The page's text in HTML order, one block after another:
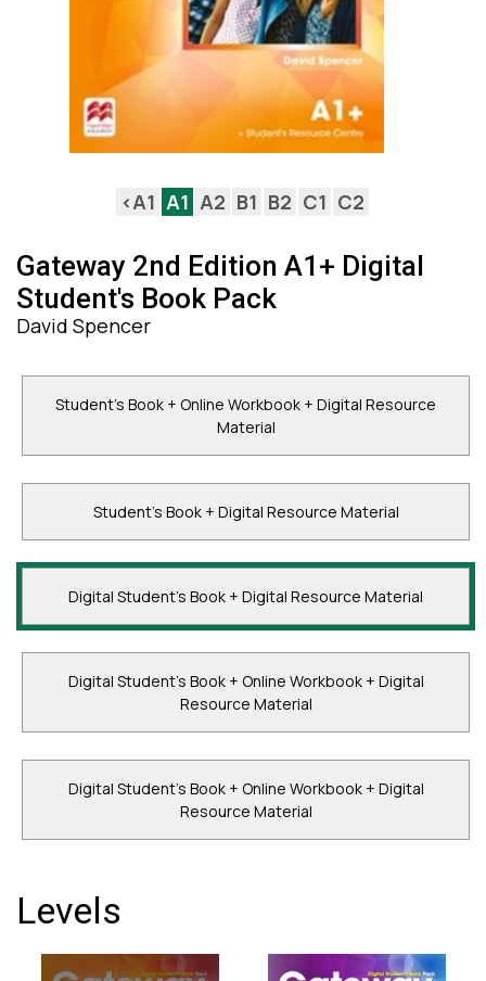
<A1 A1 A2 B1 B2 C1 C2
Gateway 2nd Edition A1+ Digital
Student's Book Pack
David Spencer
Student's Book + Online Workbook + Digital Resource
Material
Student's Book + Digital Resource Material
Digital Student's Book + Digital Resource Material
Digital Student's Book + Online Workbook + Digital
Resource Material
Digital Student's Book + Online Workbook + Digital
Resource Material
Levels